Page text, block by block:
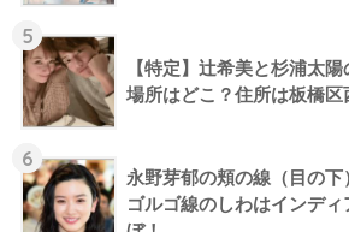
5
【特定】辻希美と杉浦太
場所はどこ？住所は板橋区
6
永野芽郁の頬の線（目の下
ゴルゴ線のしわはインディ